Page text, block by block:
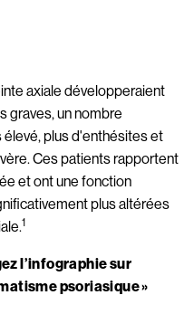
axiale développeraient
graves, un nombre
plus d'enthésites et
Ces patients rapportent
et ont une fonction
plus altérées
1
l’infographie sur
psoriasique »